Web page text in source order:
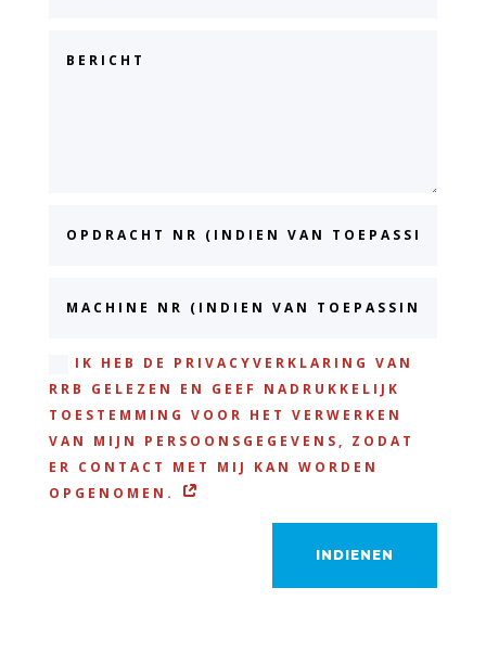
IK HEB DE PRIVACYVERKLARING VAN
RRB GELEZEN EN GEEF NADRUKKELIJK
TOESTEMMING VOOR HET VERWERKEN
VAN MIJN PERSOONSGEGEVENS, ZODAT
ER CONTACT MET MIJ KAN WORDEN
OPGENOMEN.
INDIENEN